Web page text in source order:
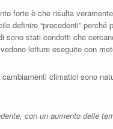
forte è che risulta
definire “precedenti” perché
sono stati condotti che
letture eseguite con
climatici sono
con un aumento delle